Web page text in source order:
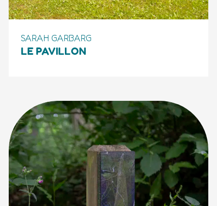
SARAH GARBARG
LE PAVILLON